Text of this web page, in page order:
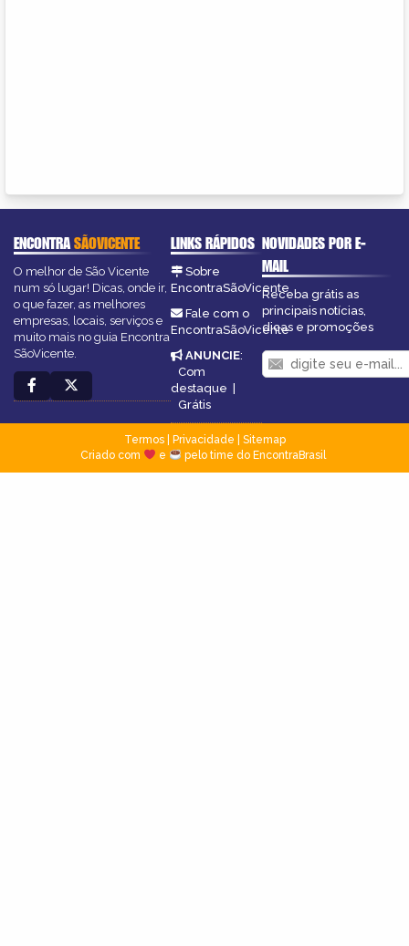
ENCONTRASÃOVICENTE
O melhor de São Vicente
num só lugar! Dicas, onde ir,
o que fazer, as melhores
empresas, locais, serviços e
muito mais no guia Encontra
SãoVicente.
LINKS RÁPIDOS
Sobre
EncontraSãoVicente
Fale com o
EncontraSãoVicente
ANUNCIE:
Com
destaque
Grátis
NOVIDADES POR E-
MAIL
Receba grátis as
principais notícias,
dicas e promoções
Termos| Privacidade
Sitemap
Criado com
e pelo time do EncontraBrasil